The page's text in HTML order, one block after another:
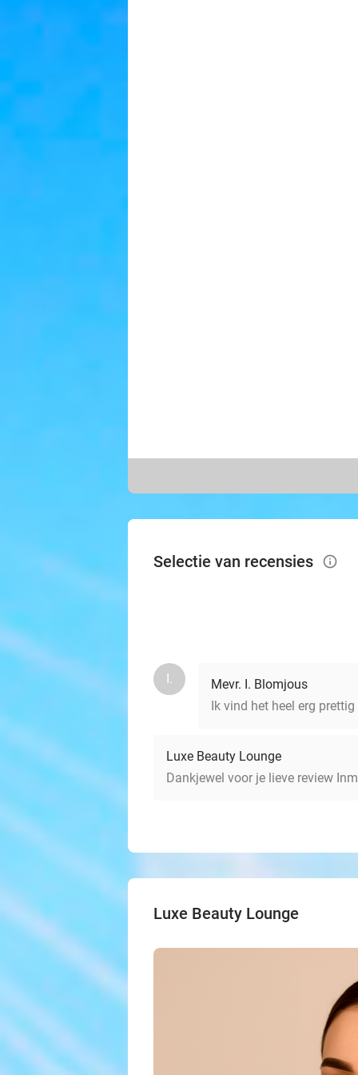
Selectie van recensies info_outlined
I.
Mevr. I. Blomjous
Ik vind het heel erg
Luxe Beauty Lounge
Dankjewel voor je lieve review
Luxe Beauty Lounge